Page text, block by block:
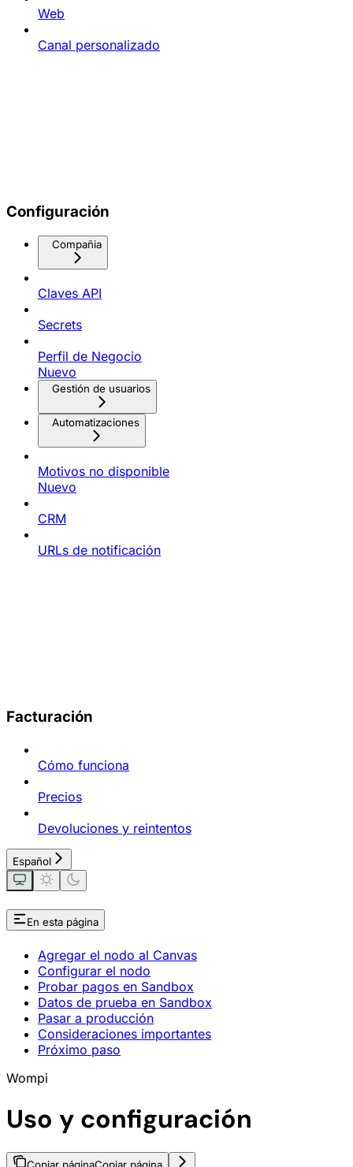
Web
Canal personalizado
Configuración
Compañia
Claves API
Secrets
Perfil de Negocio
Nuevo
Gestión de usuarios
Automatizaciones
Motivos no disponible
Nuevo
CRM
URLs de notificación
Facturación
Cómo funciona
Precios
Devoluciones y reintentos
Español
En esta página
Agregar el nodo al Canvas
Configurar el nodo
Probar pagos en Sandbox
Datos de prueba en Sandbox
Pasar a producción
Consideraciones importantes
Próximo paso
Wompi
Uso y configuración